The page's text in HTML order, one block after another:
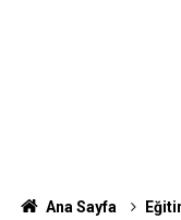
Ana Sayfa